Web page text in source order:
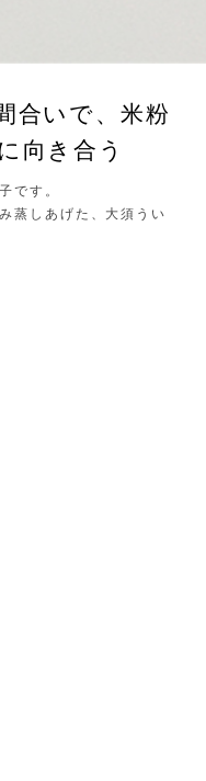
合いで、米粉
向き合う
です。
蒸しあげた、大須うい